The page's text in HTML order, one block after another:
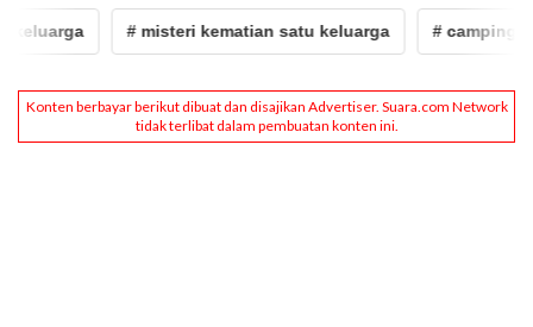
# misteri kematian satu keluarga # camping